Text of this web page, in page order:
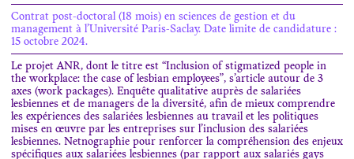
Contrat post-doctoral (18 mois) en sciences de gestion et du
management à l’Université Paris-Saclay. Date limite de candidature :
15 octobre 2024.
Le projet ANR, dont le titre est “Inclusion of stigmatized people in
the workplace: the case of lesbian employees”, s’article autour de 3
axes (work packages). Enquête qualitative auprès de salariées
lesbiennes et de managers de la diversité, afin de mieux comprendre
les expériences des salariées lesbiennes au travail et les politiques
mises en œuvre par les entreprises sur l’inclusion des salariées
lesbiennes. Netnographie pour renforcer la compréhension des enjeux
spécifiques aux salariées lesbiennes (par rapport aux salariés gays